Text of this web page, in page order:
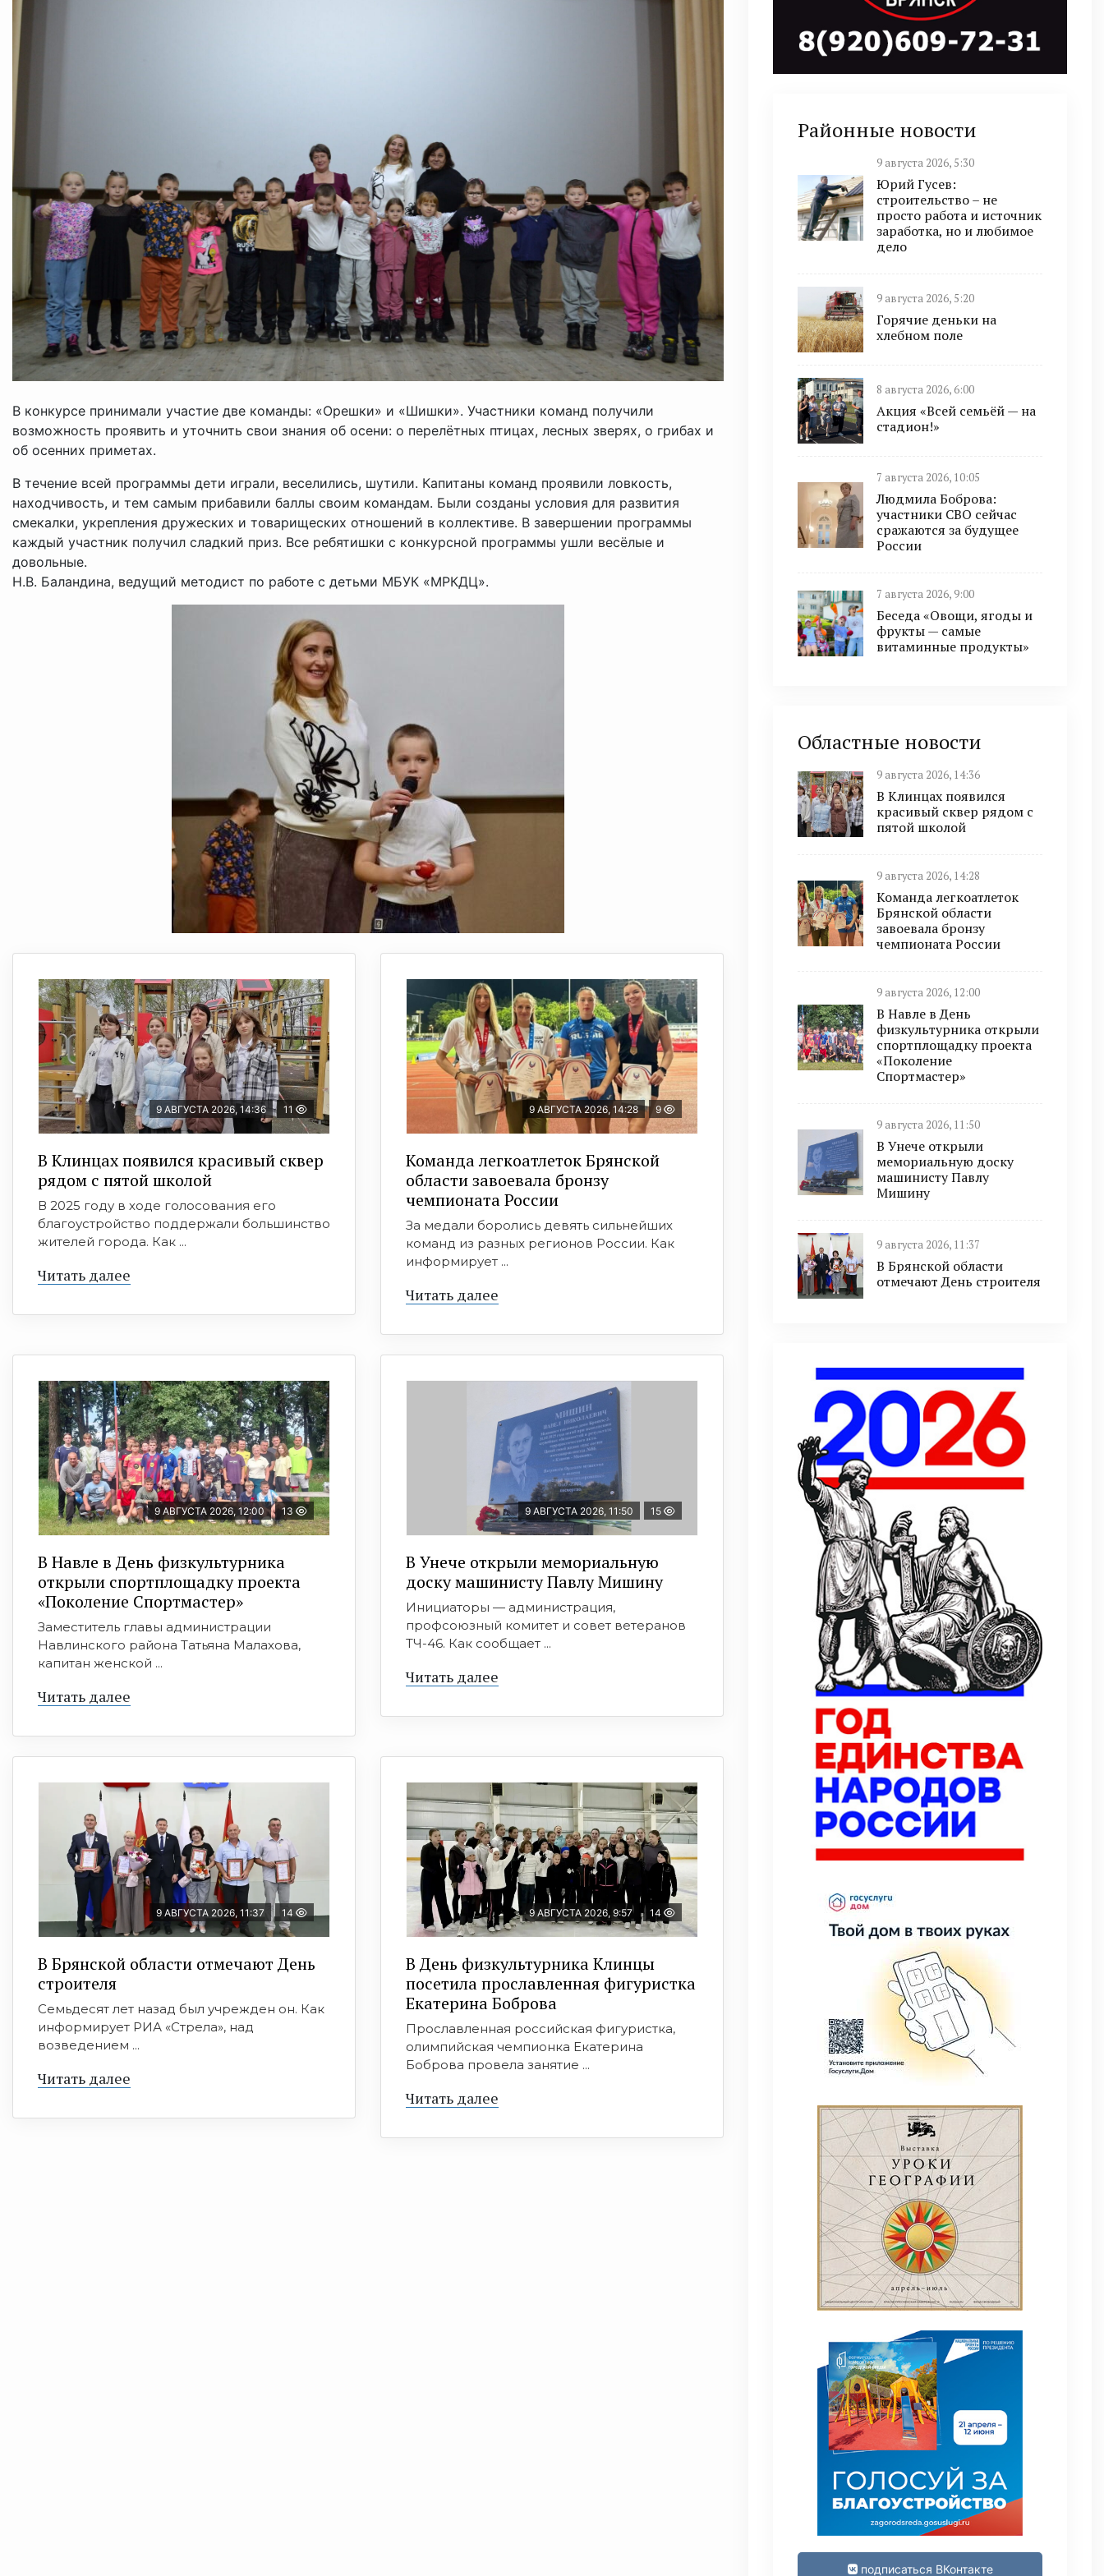
В конкурсе принимали участие две команды: «Орешки» и «Шишки». Участники команд получили
возможность проявить и уточнить свои знания об осени: о перелётных птицах, лесных зверях, о грибах и
об осенних приметах.
В течение всей программы дети играли, веселились, шутили. Капитаны команд проявили ловкость,
находчивость, и тем самым прибавили баллы своим командам. Были созданы условия для развития
смекалки, укрепления дружеских и товарищеских отношений в коллективе. В завершении программы
каждый участник получил сладкий приз. Все ребятишки с конкурсной программы ушли весёлые и
довольные.
Н.В. Баландина, ведущий методист по работе с детьми МБУК «МРКДЦ».
9 АВГУСТА 2026, 14:36 11
В Клинцах появился красивый сквер
рядом с пятой школой
В 2025 году в ходе голосования его
благоустройство поддержали большинство
жителей города. Как ...
Читать далее
9 АВГУСТА 2026, 14:28 9
Команда легкоатлеток Брянской
области завоевала бронзу
чемпионата России
За медали боролись девять сильнейших
команд из разных регионов России. Как
информирует ...
Читать далее
9 АВГУСТА 2026, 12:00 13
В Навле в День физкультурника
открыли спортплощадку проекта
«Поколение Спортмастер»
Заместитель главы администрации
Навлинского района Татьяна Малахова,
капитан женской ...
Читать далее
9 АВГУСТА 2026, 11:50 15
В Унече открыли мемориальную
доску машинисту Павлу Мишину
Инициаторы — администрация,
профсоюзный комитет и совет ветеранов
ТЧ-46. Как сообщает ...
Читать далее
9 АВГУСТА 2026, 11:37 14
В Брянской области отмечают День
строителя
Семьдесят лет назад был учрежден он. Как
информирует РИА «Стрела», над
возведением ...
Читать далее
9 АВГУСТА 2026, 9:57 14
В День физкультурника Клинцы
посетила прославленная фигуристка
Екатерина Боброва
Прославленная российская фигуристка,
олимпийская чемпионка Екатерина
Боброва провела занятие ...
Читать далее
Районные новости
9 августа 2026, 5:30
Юрий Гусев:
строительство – не
просто работа и источник
заработка, но и любимое
дело
9 августа 2026, 5:20
Горячие деньки на
хлебном поле
8 августа 2026, 6:00
Акция «Всей семьёй — на
стадион!»
7 августа 2026, 10:05
Людмила Боброва:
участники СВО сейчас
сражаются за будущее
России
7 августа 2026, 9:00
Беседа «Овощи, ягоды и
фрукты — самые
витаминные продукты»
Областные новости
9 августа 2026, 14:36
В Клинцах появился
красивый сквер рядом с
пятой школой
9 августа 2026, 14:28
Команда легкоатлеток
Брянской области
завоевала бронзу
чемпионата России
9 августа 2026, 12:00
В Навле в День
физкультурника открыли
спортплощадку проекта
«Поколение
Спортмастер»
9 августа 2026, 11:50
В Унече открыли
мемориальную доску
машинисту Павлу
Мишину
9 августа 2026, 11:37
В Брянской области
отмечают День строителя
подписаться ВКонтакте